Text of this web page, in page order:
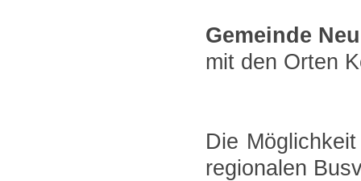
Gemeinde
mit den Orten
Die
regionalen